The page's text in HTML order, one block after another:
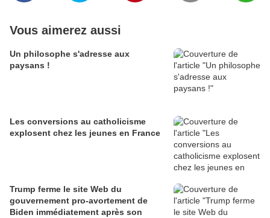
Vous aimerez aussi
Un philosophe s'adresse aux
paysans !
Les conversions au catholicisme
explosent chez les jeunes en France
Trump ferme le site Web du
gouvernement pro-avortement de
Biden immédiatement après son